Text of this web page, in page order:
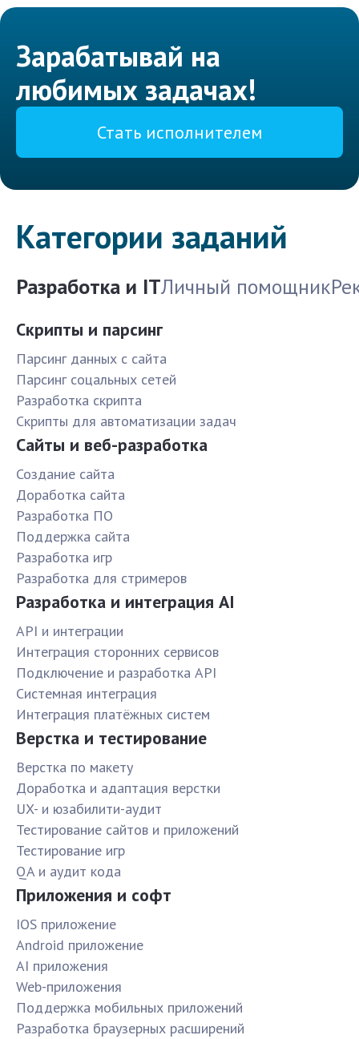
Зарабатывай на
любимых задачах!
Стать исполнителем
Категории заданий
Разработка и ITЛичный помощник
Скрипты и парсинг
Парсинг данных с сайта
Парсинг соцальных сетей
Разработка скрипта
Скрипты для автоматизации задач
Сайты и веб-разработка
Создание сайта
Доработка сайта
Разработка ПО
Поддержка сайта
Разработка игр
Разработка для стримеров
Разработка и интеграция AI
API и интеграции
Интеграция сторонних сервисов
Подключение и разработка API
Системная интеграция
Интеграция платёжных систем
Верстка и тестирование
Верстка по макету
Доработка и адаптация верстки
UX- и юзабилити-аудит
Тестирование сайтов и приложений
Тестирование игр
QA и аудит кода
Приложения и софт
IOS приложение
Android приложение
AI приложения
Web-приложения
Поддержка мобильных приложений
Разработка браузерных расширений